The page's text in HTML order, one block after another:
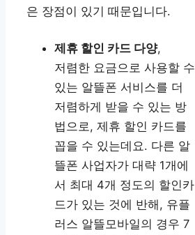
은 장점이 있기 때문입니다.
제휴 할인 카드 다양,
저렴한 요금으로 사용할 수
있는 알뜰폰 서비스를 더
저렴하게 받을 수 있는 방
법으로, 제휴 할인 카드를
꼽을 수 있는데요. 다른 알
뜰폰 사업자가 대략 1개에
서 최대 4개 정도의 할인카
드가 있는 것에 반해, 유플
러스 알뜰모바일의 경우 7